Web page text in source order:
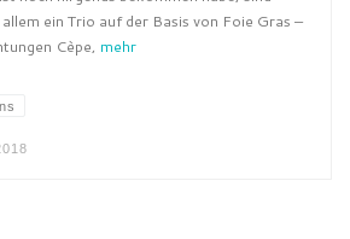
ein Trio auf der Basis von Foie Gras –
Cèpe, mehr